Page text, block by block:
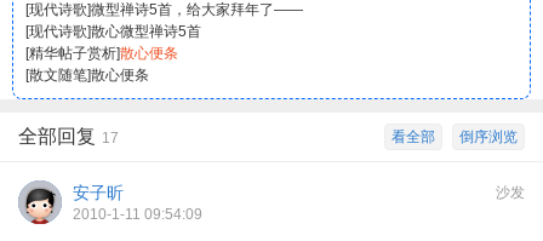
微型禅诗5首，给大家拜年了——
[现代诗歌]
散心微型禅诗5首
[现代诗歌]
散心便条
[精华帖子赏析]
散心便条
[散文随笔]
倒序浏览
看全部
全部回复 17
沙发
安子昕
2010-1-11 09:54:09